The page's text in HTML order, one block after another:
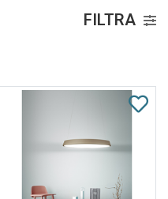
FILTRA